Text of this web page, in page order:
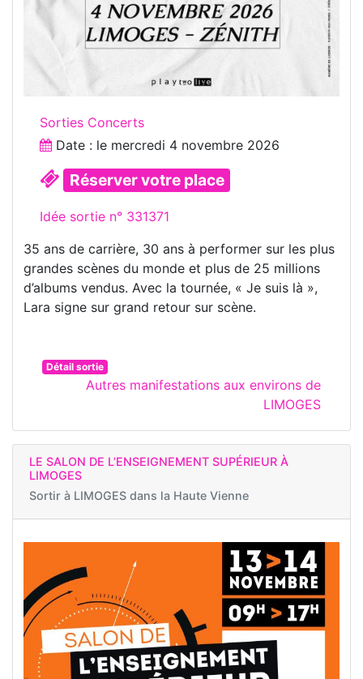
Sorties Concerts
Date : le mercredi 4 novembre 2026
Réserver votre place
Idée sortie n° 331371
35 ans de carrière, 30 ans à performer sur les plus
grandes scènes du monde et plus de 25 millions
d’albums vendus. Avec la tournée, « Je suis là »,
Lara signe sur grand retour sur scène.
Détail sortie
Autres manifestations aux environs de
LIMOGES
LE SALON DE L’ENSEIGNEMENT SUPÉRIEUR À
LIMOGES
Sortir à LIMOGES dans la Haute Vienne